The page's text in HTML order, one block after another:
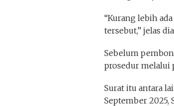
“Kurang lebih
tersebut,” jelas
Sebelum
prosedur melalui
Surat itu antara
September 2025,